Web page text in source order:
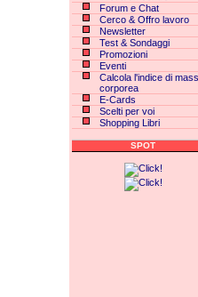
Forum e Chat
Cerco & Offro lavoro
Newsletter
Test & Sondaggi
Promozioni
Eventi
Calcola l'indice di
corporea
E-Cards
Scelti per voi
Shopping Libri
SPOT